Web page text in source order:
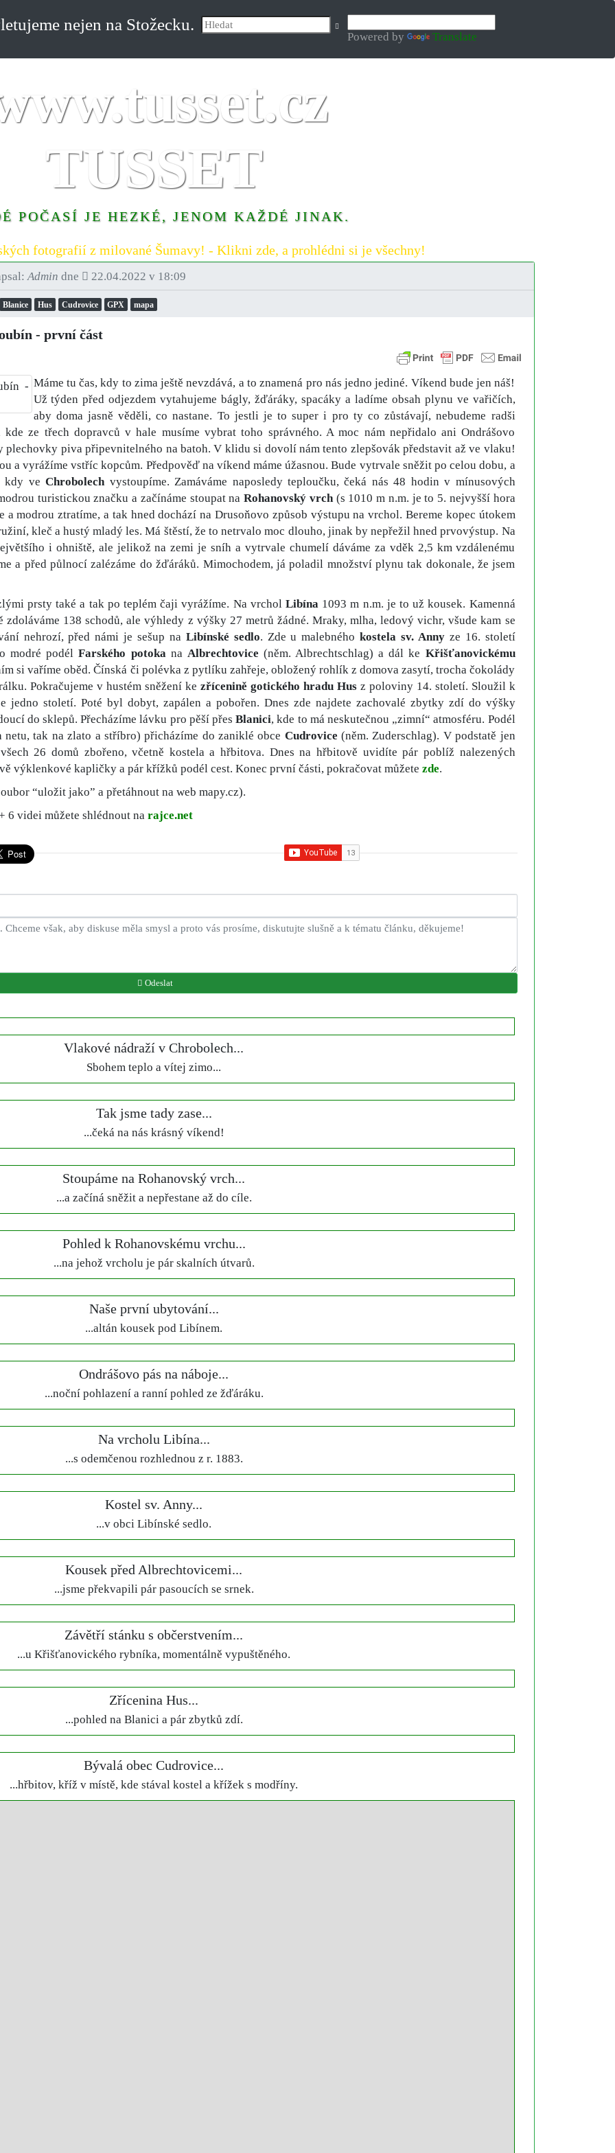
nejen na Stožecku.
Powered by Translate
TUSSET
POČASÍ JE HEZKÉ, JENOM KAŽDÉ JINAK.
fotografií z milované Šumavy! - Klikni zde, a prohlédni si je všechny!
Admin dne 22.04.2022 v 18:09
Blanice Hus Cudrovice GPX mapa
- první část
Máme tu čas, kdy to zima ještě nevzdává, a to znamená pro nás jedno jediné. Víkend bude jen náš!
Už týden před odjezdem vytahujeme bágly, žďáráky, spacáky a ladíme obsah plynu ve vařičích,
aby doma jasně věděli, co nastane. To jestli je to super i pro ty co zůstávají, nebudeme radši
ze třech dopravců v hale musíme vybrat toho správného. A moc nám nepřidalo ani Ondrášovo
plechovky piva připevnitelného na batoh. V klidu si dovolí nám tento zlepšovák představit až ve vlaku!
a vyrážíme vstříc kopcům. Předpověď na víkend máme úžasnou. Bude vytrvale sněžit po celou dobu, a
kdy veChrobolechvystoupíme. Zamáváme naposledy teploučku, čeká nás 48 hodin v mínusových
turistickou značku a začínáme stoupat naRohanovský vrch(s 1010 m n.m. je to 5. nejvyšší hora
a modrou ztratíme, a tak hned dochází na Drusoňovo způsob výstupu na vrchol. Bereme kopec útokem
kleč a hustý mladý les. Má štěstí, že to netrvalo moc dlouho, jinak by nepřežil hned prvovýstup. Na
i ohniště, ale jelikož na zemi je sníh a vytrvale chumelí dáváme za vděk 2,5 km vzdálenému
a před půlnocí zalézáme do žďáráků. Mimochodem, já poladil množství plynu tak dokonale, že jsem
prsty také a tak po teplém čaji vyrážíme. Na vrchol Libína1093 m n.m. je to už kousek. Kamenná
zdoláváme 138 schodů, ale výhledy z výšky 27 metrů žádné. Mraky, mlha, ledový vichr, všude kam se
nehrozí, před námi je sešup na Libínské sedlo. Zde u malebnéhokostela sv. Annyze 16. století
modré podélFarského potokana Albrechtovice (něm. Albrechtschlag) a dál ke Křišťanovickému
si vaříme oběd. Čínská či polévka z pytlíku zahřeje, obložený rohlík z domova zasytí, trocha čokolády
Pokračujeme v hustém sněžení ke zřícenině gotického hradu Husz poloviny 14. století. Sloužil k
jedno století. Poté byl dobyt, zapálen a pobořen. Dnes zde najdete zachovalé zbytky zdí do výšky
do sklepů. Přecházíme lávku pro pěší přesBlanici, kde to má neskutečnou „zimní“ atmosféru. Podél
tak na zlato a stříbro) přicházíme do zaniklé obce Cudrovice (něm. Zuderschlag). V podstatě jen
26 domů zbořeno, včetně kostela a hřbitova. Dnes na hřbitově uvidíte pár poblíž nalezených
výklenkové kapličky a pár křížků podél cest. Konec první části, pokračovat můžete zde.
“uložit jako” a přetáhnout na web mapy.cz).
videi můžete shlédnout na rajce.net
Odeslat
Vlakové nádraží v Chrobolech...
Sbohem teplo a vítej zimo...
Tak jsme tady zase...
...čeká na nás krásný víkend!
Stoupáme na Rohanovský vrch...
...a začíná sněžit a nepřestane až do cíle.
Pohled k Rohanovskému vrchu...
...na jehož vrcholu je pár skalních útvarů.
Naše první ubytování...
...altán kousek pod Libínem.
Ondrášovo pás na náboje...
...noční pohlazení a ranní pohled ze žďáráku.
Na vrcholu Libína...
...s odemčenou rozhlednou z r. 1883.
Kostel sv. Anny...
...v obci Libínské sedlo.
Kousek před Albrechtovicemi...
...jsme překvapili pár pasoucích se srnek.
Závětří stánku s občerstvením...
...u Křišťanovického rybníka, momentálně vypuštěného.
Zřícenina Hus...
...pohled na Blanici a pár zbytků zdí.
Bývalá obec Cudrovice...
...hřbitov, kříž v místě, kde stával kostel a křížek s modříny.